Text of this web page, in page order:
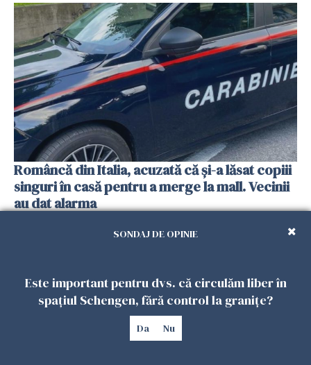
Româncă din Italia, acuzată că și-a lăsat copiii
singuri în casă pentru a merge la mall. Vecinii
au dat alarma
SONDAJ DE OPINIE
Este important pentru dvs. că circulăm liber în
spațiul Schengen, fără control la granițe?
Da Nu